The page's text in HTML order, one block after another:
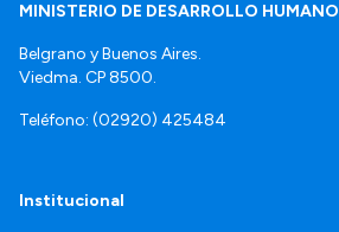
MINISTERIO DE DESARROLLO HUMANO
Belgrano y Buenos Aires.
Viedma. CP 8500.
Teléfono: (02920) 425484
Institucional